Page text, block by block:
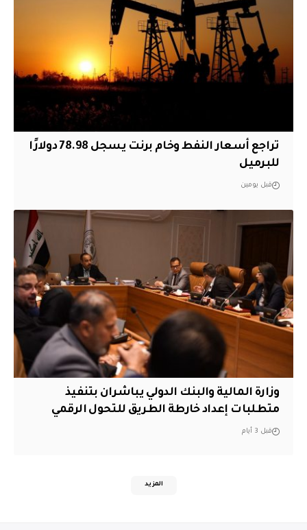
تراجع أسعار النفط وخام برنت يسجل 78.98 دولارًا
للبرميل
قبل يومين
وزارة المالية والبنك الدولي يباشران بتنفيذ
متطلبات إعداد خارطة الطريق للتحول الرقمي
قبل 3 أيام
المزيد